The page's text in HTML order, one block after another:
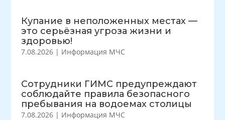
Купание в неположенных местах —
это серьёзная угроза жизни и
здоровью!
7.08.2026 | Информация МЧС
Сотрудники ГИМС предупреждают
соблюдайте правила безопасного
пребывания на водоемах столицы
7.08.2026 | Информация МЧС